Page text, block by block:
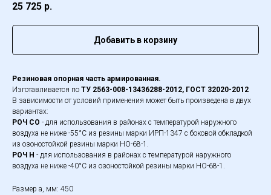
25 725 р.
Добавить в корзину
Резиновая опорная часть армированная.
Изготавливается по ТУ 2563-008-13436288-2012, ГОСТ 32020-2012
В зависимости от условий применения может быть произведена в двух
вариантах:
РОЧ СО - для использования в районах с температурой наружного
воздуха не ниже -55°С из резины марки ИРП-1347 с боковой обкладкой
из озоностойкой резины марки НО-68-1.
РОЧ Н - для использования в районах с температурой наружного
воздуха не ниже -40°С из озоностойкой резины марки НО-68-1.
Размер а, мм: 450